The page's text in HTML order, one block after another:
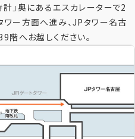
」奥にあるエスカレーターで2
ワー方面へ進み、JPタワー名古
階へお越しください。